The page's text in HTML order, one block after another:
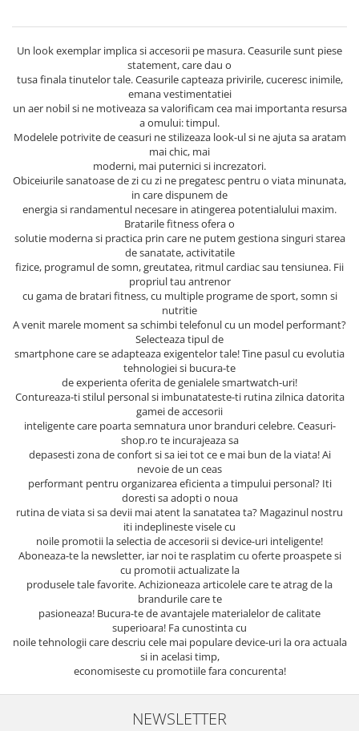
Un look exemplar implica si accesorii pe masura. Ceasurile sunt piese
statement, care dau o
tusa finala tinutelor tale. Ceasurile capteaza privirile, cuceresc inimile,
emana vestimentatiei
un aer nobil si ne motiveaza sa valorificam cea mai importanta resursa
a omului: timpul.
Modelele potrivite de ceasuri ne stilizeaza look-ul si ne ajuta sa aratam
mai chic, mai
moderni, mai puternici si increzatori.
Obiceiurile sanatoase de zi cu zi ne pregatesc pentru o viata minunata,
in care dispunem de
energia si randamentul necesare in atingerea potentialului maxim.
Bratarile fitness ofera o
solutie moderna si practica prin care ne putem gestiona singuri starea
de sanatate, activitatile
fizice, programul de somn, greutatea, ritmul cardiac sau tensiunea. Fii
propriul tau antrenor
cu gama de bratari fitness, cu multiple programe de sport, somn si
nutritie
A venit marele moment sa schimbi telefonul cu un model performant?
Selecteaza tipul de
smartphone care se adapteaza exigentelor tale! Tine pasul cu evolutia
tehnologiei si bucura-te
de experienta oferita de genialele smartwatch-uri!
Contureaza-ti stilul personal si imbunatateste-ti rutina zilnica datorita
gamei de accesorii
inteligente care poarta semnatura unor branduri celebre. Ceasuri-
shop.ro te incurajeaza sa
depasesti zona de confort si sa iei tot ce e mai bun de la viata! Ai
nevoie de un ceas
performant pentru organizarea eficienta a timpului personal? Iti
doresti sa adopti o noua
rutina de viata si sa devii mai atent la sanatatea ta? Magazinul nostru
iti indeplineste visele cu
noile promotii la selectia de accesorii si device-uri inteligente!
Aboneaza-te la newsletter, iar noi te rasplatim cu oferte proaspete si
cu promotii actualizate la
produsele tale favorite. Achizioneaza articolele care te atrag de la
brandurile care te
pasioneaza! Bucura-te de avantajele materialelor de calitate
superioara! Fa cunostinta cu
noile tehnologii care descriu cele mai populare device-uri la ora actuala
si in acelasi timp,
economiseste cu promotiile fara concurenta!
NEWSLETTER